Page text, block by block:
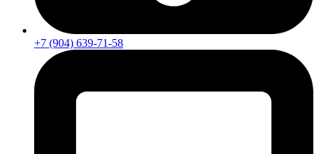
+7 (904) 639-71-58